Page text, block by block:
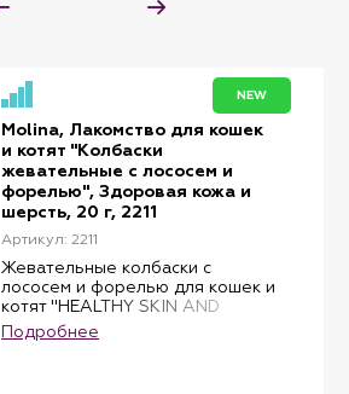
NEW
Molina, Лакомство для кошек
и котят "Колбаски
жевательные с лососем и
форелью", Здоровая кожа и
шерсть, 20 г, 2211
Артикул: 2211
Жевательные колбаски с
лососем и форелью для кошек и
котят "HEALTHY SKIN AND
COAT" – это не просто вкусное,
но и полезное лакомство!
Подробнее